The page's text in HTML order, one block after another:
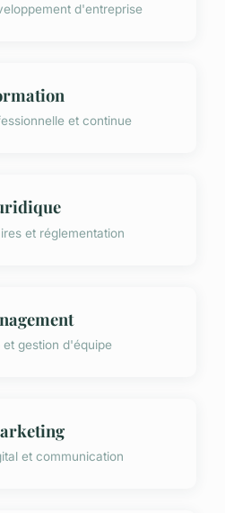
d'entreprise
et continue
et réglementation
et gestion d'équipe
et communication